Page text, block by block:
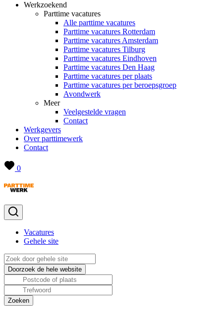
Werkzoekend
Parttime vacatures
Alle parttime vacatures
Parttime vacatures Rotterdam
Parttime vacatures Amsterdam
Parttime vacatures Tilburg
Parttime vacatures Eindhoven
Parttime vacatures Den Haag
Parttime vacatures per plaats
Parttime vacatures per beroepsgroep
Avondwerk
Meer
Veelgestelde vragen
Contact
Werkgevers
Over parttimewerk
Contact
0
Vacatures
Gehele site